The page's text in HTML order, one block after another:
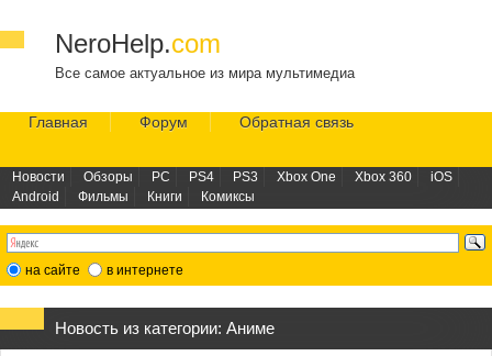
NeroHelp.com
Все самое актуальное из мира мультимедиа
Главная Форум Обратная связь
Новости Обзоры PC PS4 PS3 Xbox One Xbox 360
iOS
Android
Фильмы Книги Комиксы
на сайте в интернете
Новость из категории: Аниме